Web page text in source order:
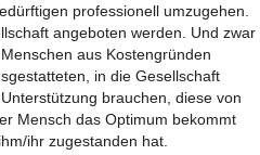
professionell umzugehen.
angeboten werden. Und zwar
aus Kostengründen
in die Gesellschaft
brauchen, diese von
Mensch das Optimum bekommt
ihr zugestanden hat.